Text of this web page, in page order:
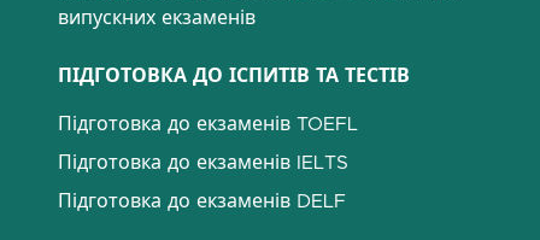
випускних екзаменів
ПІДГОТОВКА ДО ІСПИТІВ ТА ТЕСТІВ
Підготовка до екзаменів TOEFL
Підготовка до екзаменів IELTS
Підготовка до екзаменів DELF